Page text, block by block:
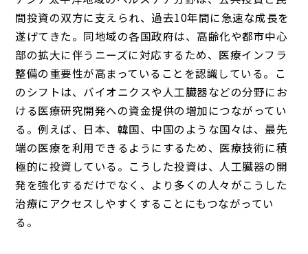
間投資の双方に支えられ、過去10年間に急速な成長を
遂げてきた。同地域の各国政府は、高齢化や都市中心
部の拡大に伴うニーズに対応するため、医療インフラ
整備の重要性が高まっていることを認識している。こ
のシフトは、バイオニクスや人工臓器などの分野にお
ける医療研究開発への資金提供の増加につながってい
る。例えば、日本、韓国、中国のような国々は、最先
端の医療を利用できるようにするため、医療技術に積
極的に投資している。こうした投資は、人工臓器の開
発を強化するだけでなく、より多くの人々がこうした
治療にアクセスしやすくすることにもつながってい
る。